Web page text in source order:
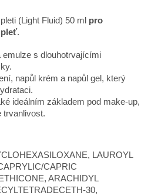
(Light Fluid) 50 ml pro
pleť.
emulze s dlouhotrvajícími
napůl krém a napůl gel, který
ideálním základem pod make-up,
trvanlivost.
LAUROYL
CAPRIC
ARACHIDYL
30,